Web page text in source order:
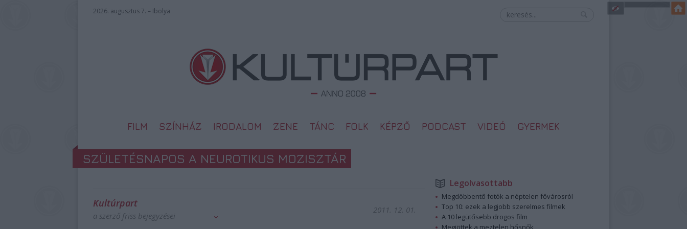
2026. augusztus 7. – Ibolya
FILM SZÍNHÁZ IRODALOM ZENE TÁNC FOLK KÉPZŐ PODCAST VIDEÓ GYERMEK
SZÜLETÉSNAPOS A NEUROTIKUS MOZISZTÁR
Kultúrpart
a szerző friss bejegyzései
2011. 12. 01.
Legolvasottabb
Megdöbbentő fotók a néptelen fővárosról
Top 10: ezek a legjobb szerelmes filmek
A 10 legütősebb drogos film
Megjöttek a meztelen hősnők